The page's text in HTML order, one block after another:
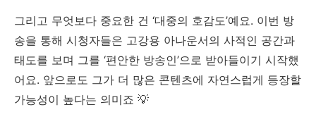
그리고 무엇보다 중요한 건 ‘대중의 호감도’예요. 이번 방
송을 통해 시청자들은 고강용 아나운서의 사적인 공간과
태도를 보며 그를 ‘편안한 방송인’으로 받아들이기 시작했
어요. 앞으로도 그가 더 많은 콘텐츠에 자연스럽게 등장할
가능성이 높다는 의미죠 💡